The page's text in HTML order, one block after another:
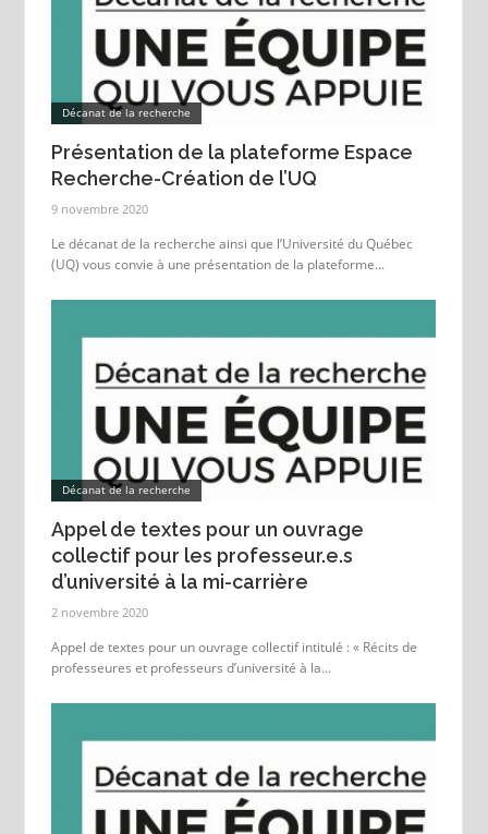
Décanat de la recherche
Présentation de la plateforme Espace
Recherche-Création de l’UQ
9 novembre 2020
Le décanat de la recherche ainsi que l’Université du Québec
(UQ) vous convie à une présentation de la plateforme...
Décanat de la recherche
Appel de textes pour un ouvrage
collectif pour les professeur.e.s
d’université à la mi-carrière
2 novembre 2020
Appel de textes pour un ouvrage collectif intitulé : « Récits de
professeures et professeurs d’université à la...